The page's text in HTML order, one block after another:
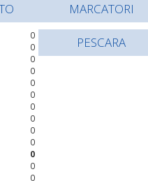
0
0
0
0
0
0
0
0
0
0
0
0
0
MARCATORI
PESCARA